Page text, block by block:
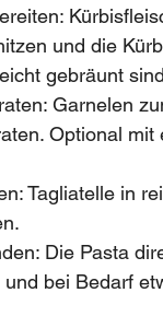
und die
gebräunt
Garnelen
Optional
Tagliatelle in
Die Pasta
und bei Bedarf